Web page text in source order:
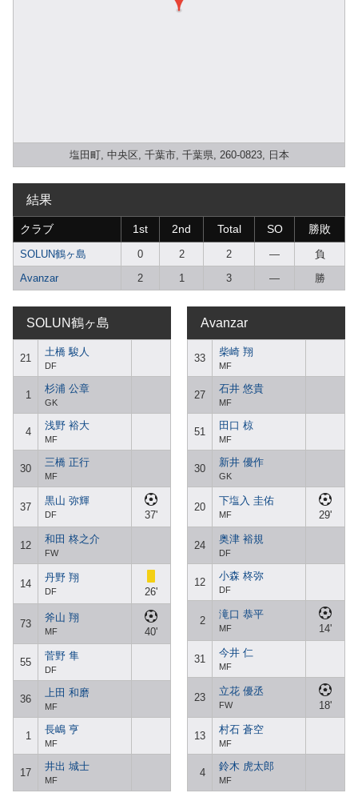
塩田町, 中央区, 千葉市, 千葉県, 260-0823, 日本
結果
クラブ 1st 2nd Total SO 勝敗
SOLUN鶴ヶ島 0 2 2 —
負
Avanzar
2 1 3 — 勝
SOLUN鶴ヶ島
21
土橋 駿人
DF
1
杉浦 公章
GK
4
浅野 裕大
MF
30
三橋 正行
MF
37
黒山 弥輝
DF 37'
12
和田 柊之介
FW
14
丹野 翔
DF 26'
73
斧山 翔
MF 40'
55
菅野 隼
DF
36
上田 和磨
MF
1
長嶋 亨
MF
17
井出 城士
MF
Avanzar
33
柴崎 翔
MF
27
石井 悠貴
MF
51
田口 椋
MF
30
新井 優作
GK
20
下塩入 圭佑
MF 29'
24
奥津 裕規
DF
12
小森 柊弥
DF
2
滝口 恭平
MF 14'
31
今井 仁
MF
23
立花 優丞
FW 18'
13
村石 蒼空
MF
4
鈴木 虎太郎
MF